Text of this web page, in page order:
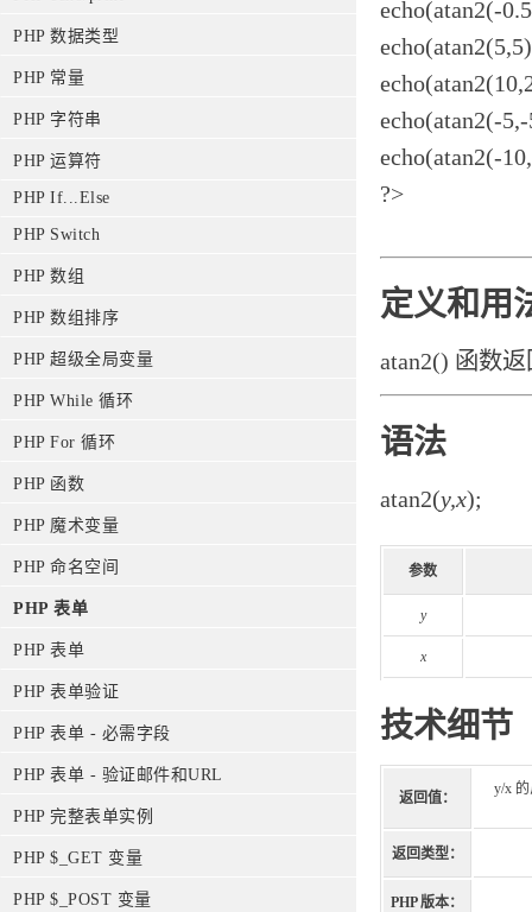
PHP 数据类型
PHP 常量
PHP 字符串
PHP 运算符
PHP If...Else
PHP Switch
PHP 数组
PHP 数组排序
PHP 超级全局变量
PHP While 循环
PHP For 循环
PHP 函数
PHP 魔术变量
PHP 命名空间
PHP 表单
PHP 表单
PHP 表单验证
PHP 表单 - 必需字段
PHP 表单 - 验证邮件和URL
PHP 完整表单实例
PHP $_GET 变量
PHP $_POST 变量
echo(atan2(-
echo(atan2(-
echo(atan2(-
?>
定义和用
atan2() 函数
语法
atan2(y,x);
参数
y
x
技术细节
返回值：
y/x
返回类型：
PHP 版本：